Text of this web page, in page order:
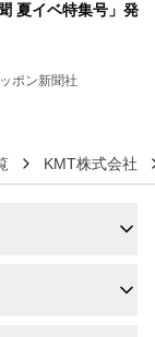
夏イベ特集号」発
ポン新聞社
KMT株式会社